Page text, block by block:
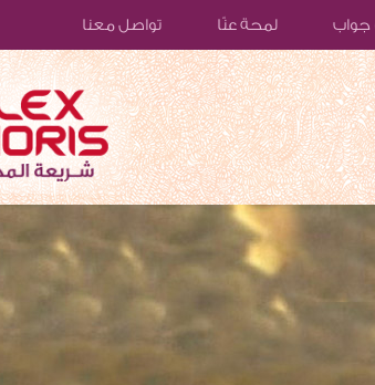
جواب لمحة عنّا تواصل معنا